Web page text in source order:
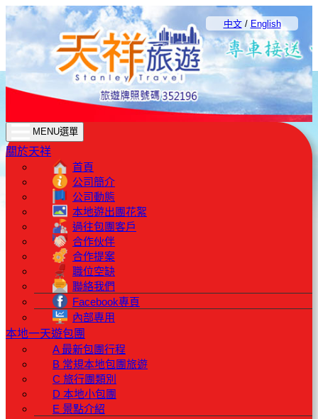
中文/ English
MENU選單
關於天祥
首頁
公司簡介
公司動態
本地遊出團花絮
過往包團客戶
合作伙伴
合作提案
職位空缺
聯絡我們
Facebook專頁
內部專用
本地一天遊包團
A 最新包團行程
B 常規本地包團旅遊
C 旅行團類別
D 本地小包團
E 景點介紹